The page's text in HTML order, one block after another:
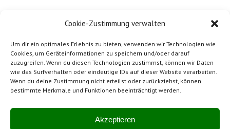
Cookie-Zustimmung verwalten
Um dir ein optimales Erlebnis zu bieten, verwenden wir Technologien wie
Cookies, um Geräteinformationen zu speichern und/oder darauf
zuzugreifen. Wenn du diesen Technologien zustimmst, können wir Daten
wie das Surfverhalten oder eindeutige IDs auf dieser Website verarbeiten.
Wenn du deine Zustimmung nicht erteilst oder zurückziehst, können
bestimmte Merkmale und Funktionen beeinträchtigt werden.
Akzeptieren
Mitglied von SwissBeton